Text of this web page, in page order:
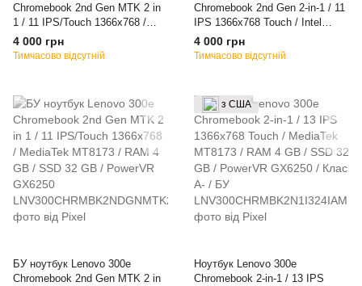
Chromebook 2nd Gen MTK 2 in
1 / 11 IPS/Touch 1366x768 /
MediaTek mt8173 / RAM 4 GB /
SSD 32 GB / PowerVR GX6250
4 000 грн
Тимчасово відсутній
Chromebook 2nd Gen 2-in-1 / 11
IPS 1366x768 Touch / Intel
Celeron N4020 / RAM 4 GB /
SSD 32 GB / Intel UHD Graphics
4 000 грн
Тимчасово відсутній
БУ ноутбук Lenovo 300e
Chromebook 2nd Gen MTK 2 in
з США
Ноутбук Lenovo 300e
Chromebook 2-in-1 / 13 IPS